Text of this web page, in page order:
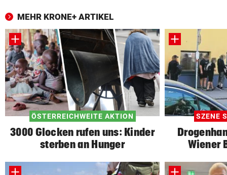
MEHR KRONE+ ARTIKEL
ÖSTERREICHWEITE AKTION
3000 Glocken rufen uns: Kinder
sterben an Hunger
SZENE
Wiener